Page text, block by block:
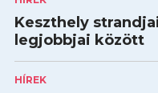
Keszthely
legjobbjai között
HÍREK